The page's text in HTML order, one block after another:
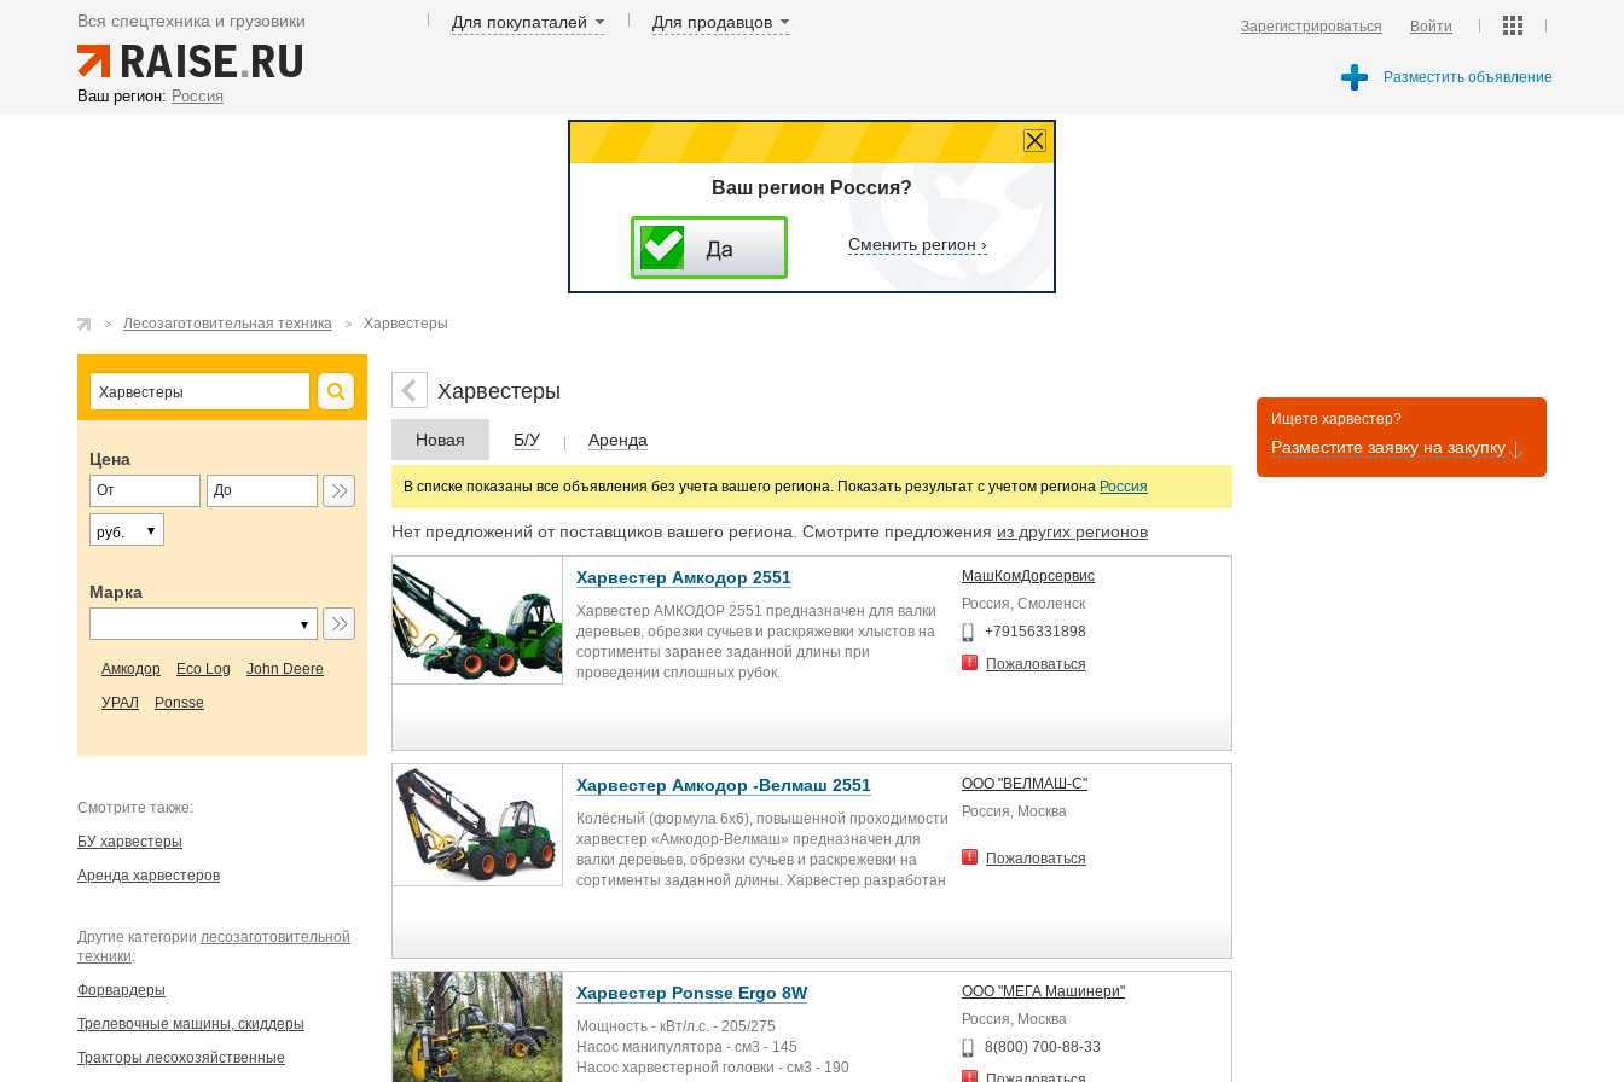
Вся спецтехника и грузовики Для покупаталей Для продавцов Зарегистрироваться Войти
Ваш регион: Россия
Разместить объявление
Ваш регион Россия?
Сменить регион ›
Лесозаготовительная техника Харвестеры
Цена
руб.
Марка
Амкодор Eco Log
John Deere
УРАЛ
Ponsse
Cмотрите также:
БУ харвестеры
Аренда харвестеров
Другие категории лесозаготовительной
техники:
Форвардеры
Трелевочные машины, скиддеры
Тракторы лесохозяйственные
Харвестеры
Новая Б/У Аренда
В списке показаны все объявления без учета вашего региона. Показать результат с учетом региона Россия
Нет предложений от поставщиков вашего региона. Смотрите предложения из других регионов
Харвестер Амкодор 2551
Харвестер АМКОДОР 2551 предназначен для валки
деревьев, обрезки сучьев и раскряжевки хлыстов на
сортименты заранее заданной длины при
проведении сплошных рубок.
задавать требуемые параметры и вести учет по
видам породы, объему в кубических метрах,
погонных метрах и штуках сортиментов. Система
MOTOMIT IT имеет USB-порт для обеспечения
вывода полученных данных на принтер.
Харвестерная головка Kesla Foresteri 25RH идеально
Освещение рабочей зоны в темное время суток
на крыше кабины и 4 фар на манипуляторе с
галогенными лампами.
Для облегчения запуска дизеля при низких
МашКомДорсервис
Россия, Смоленск
+79156331898
Пожаловаться
Харвестер Амкодор -Велмаш 2551
Колёсный (формула 6x6), повышенной проходимости
харвестер «Амкодор-Велмаш» предназначен для
валки деревьев, обрезки сучьев и раскрежевки на
сортименты заданной длины. Харвестер разработан
эксплуатации.
ВОЗМОЖНА ПРОДАЖА ЧЕРЕЗ ОАО
"РОСАГРОЛИЗИНГ"
ООО "ВЕЛМАШ-С"
Россия, Москва
Пожаловаться
Харвестер Ponsse Ergo 8W
Мощность - кВт/л.с. - 205/275
Насос манипулятора - см3 - 145
Насос харвестерной головки - см3 - 190
ООО "МЕГА Машинери"
Россия, Москва
8(800) 700-88-33
Ищете харвестер?
Разместите заявку на закупку